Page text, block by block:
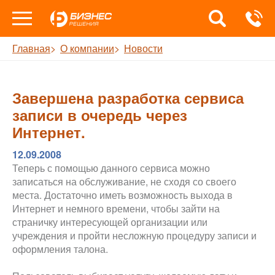
Главная О компании Новости
Завершена разработка сервиса
записи в очередь через
Интернет.
12.09.2008
Теперь с помощью данного сервиса можно
записаться на обслуживание, не сходя со своего
места. Достаточно иметь возможность выхода в
Интернет и немного времени, чтобы зайти на
страничку интересующей организации или
учреждения и пройти несложную процедуру записи и
оформления талона.